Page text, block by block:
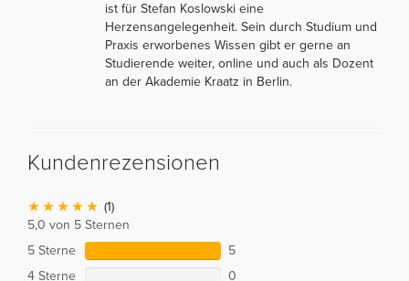
ist für Stefan Koslowski eine
Herzensangelegenheit. Sein durch Studium und
Praxis erworbenes Wissen gibt er gerne an
Studierende weiter, online und auch als Dozent
an der Akademie Kraatz in Berlin.
Kundenrezensionen
(1)
5,0 von 5 Sternen
5 Sterne
5
4 Sterne
0